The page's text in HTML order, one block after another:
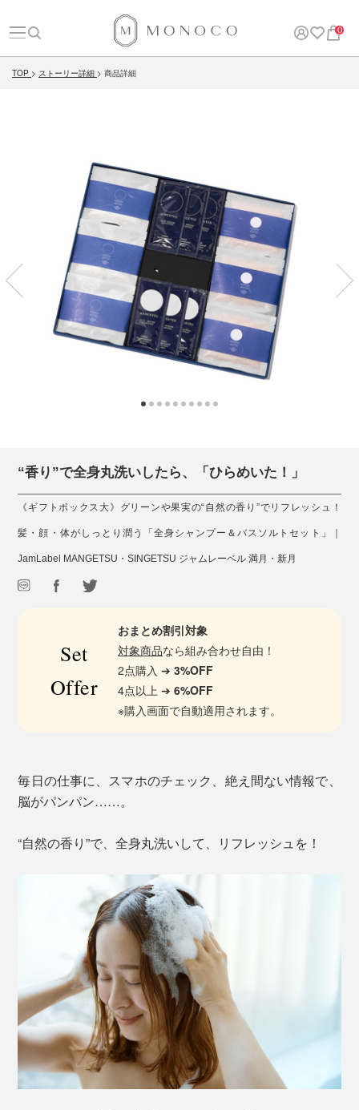
0
TOP ストーリー詳細 商品詳細
“香り”で全身丸洗いしたら、「ひらめいた！」
《ギフトボックス大》グリーンや果実の“自然の香り”でリフレッシュ！
髪・顔・体がしっとり潤う「全身シャンプー＆バスソルトセット」｜
JamLabel MANGETSU・SINGETSU ジャムレーベル 満月・新月
Set
Offer
おまとめ割引対象
対象商品なら組み合わせ自由！
2点購入 ➔3%OFF
4点以上 ➔6%OFF
※購入画面で自動適用されます。
毎日の仕事に、スマホのチェック、絶え間ない情報で、
脳がパンパン……。
“自然の香り”で、全身丸洗いして、リフレッシュを！